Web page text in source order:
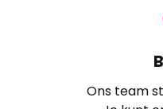
Ons team